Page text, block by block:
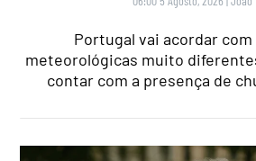
Portugal vai acordar
meteorológicas muito
contar com a presença de